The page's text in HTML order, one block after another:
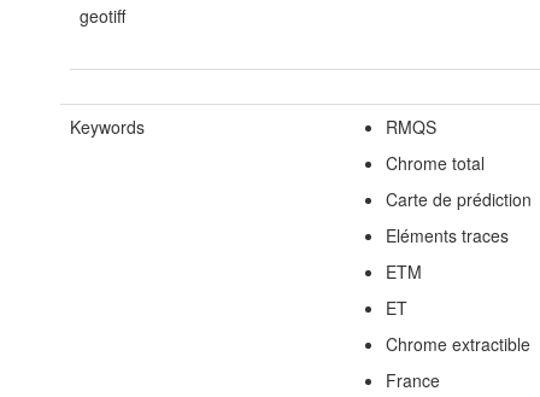
geotiff
Keywords
RMQS
Chrome total
Carte de prédiction
Eléments traces
ETM
ET
Chrome extractible
France